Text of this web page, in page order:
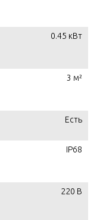
0.45 кВт
3 м²
Есть
IP68
220 В